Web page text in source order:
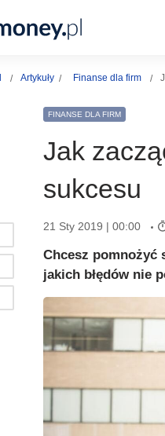
Artykuły Finanse dla firm
FINANSE DLA FIRM
Jak
sukcesu
21 Sty 2019 | 00:00
Chcesz pomnożyć
jakich błędów nie